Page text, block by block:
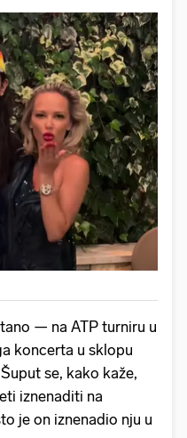
— na ATP turniru u
koncerta u sklopu
se, kako kaže,
iznenaditi na
je on iznenadio nju u